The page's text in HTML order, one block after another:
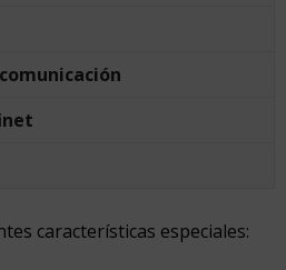
características especiales: